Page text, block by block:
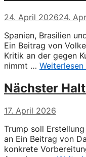
24. April 202624.
Spanien, Brasilien
Ein Beitrag von
Kritik an der gegen
nimmt …
Nächster
17. April 2026
Trump soll
an Ein Beitrag von
konkrete